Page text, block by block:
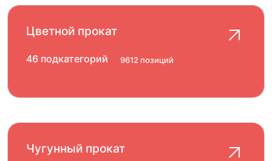
Цветной прокат
46 подкатегорий 9612 позиций
Чугунный прокат